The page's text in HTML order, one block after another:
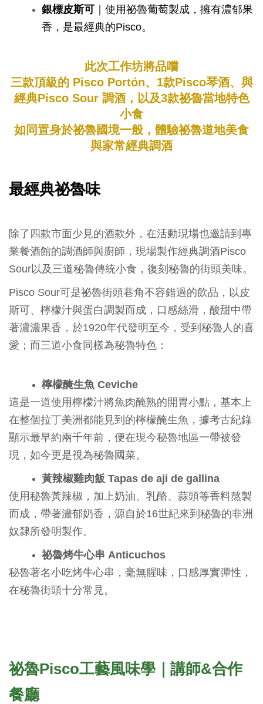
銀標皮斯可 ｜使用祕魯葡萄製成，擁有濃郁果
香，是最經典的Pisco。
此次工作坊將品嚐
三款頂級的 Pisco Portón、1款Pisco琴酒、與
經典Pisco Sour 調酒，以及3款祕魯當地特色
小食
如同置身於祕魯國境一般，體驗祕魯道地美食
與家常經典調酒
最經典祕魯味
除了四款市面少見的酒款外，在活動現場也邀請到專
業餐酒館的調酒師與廚師，現場製作經典調酒Pisco
Sour以及三道秘魯傳統小食，復刻秘魯的街頭美味。
Pisco Sour可是祕魯街頭巷角不容錯過的飲品，以皮
斯可、檸檬汁與蛋白調製而成，口感絲滑，酸甜中帶
著濃濃果香，於1920年代發明至今，受到秘魯人的喜
愛；而三道小食同樣為秘魯特色：
檸檬醃生魚 Ceviche
這是一道使用檸檬汁將魚肉醃熟的開胃小點，基本上
在整個拉丁美洲都能見到的檸檬醃生魚，據考古紀錄
顯示最早約兩千年前，便在現今秘魯地區一帶被發
現，如今更是視為秘魯國菜。
黃辣椒雞肉飯 Tapas de aji de gallina
使用秘魯黃辣椒，加上奶油、乳酪、蒜頭等香料熬製
而成，帶著濃郁奶香，源自於16世紀來到秘魯的非洲
奴隸所發明製作。
祕魯烤牛心串 Anticuchos
秘魯著名小吃烤牛心串，毫無腥味，口感厚實彈性，
在秘魯街頭十分常見。
祕魯Pisco工藝風味學｜講師&合作
餐廳